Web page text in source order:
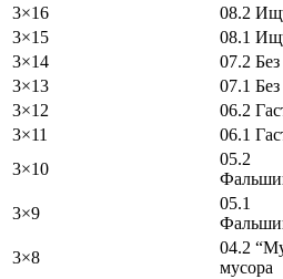
3×16
08.2
3×15
08.1
3×14
07.2
3×13
07.1
3×12
06.2
3×11
06.1
3×10
05.2
3×9
05.1
3×8
04.2
мусора